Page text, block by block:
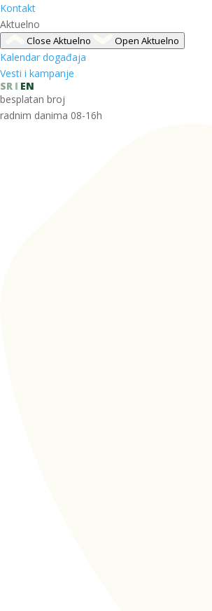
Kontakt
Aktuelno
Close Aktuelno Open Aktuelno
Kalendar događaja
Vesti i kampanje
SR
EN
besplatan broj
radnim danima 08-16h